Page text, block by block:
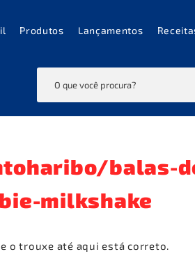
Produtos Lançamentos
balas-
milkshake
o trouxe até aqui está correto.